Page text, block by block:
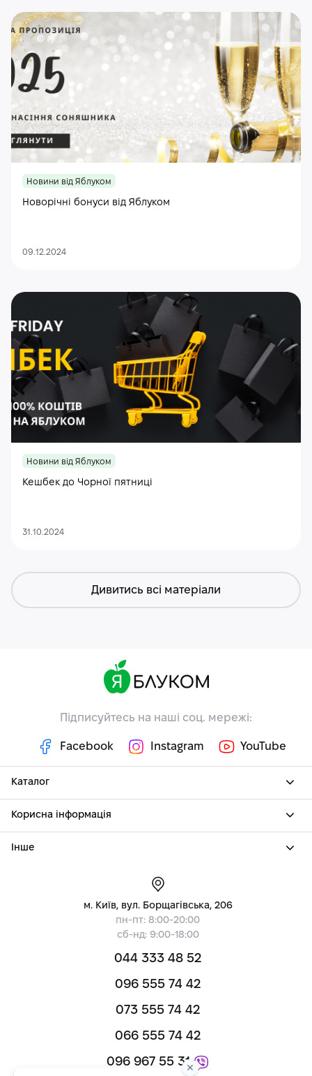
Новини від Яблуком
Новорічні бонуси від Яблуком
09.12.2024
Новини від Яблуком
Кешбек до Чорної пятниці
31.10.2024
Дивитись всі матеріали
Підписуйтесь на наші соц. мережі:
Facebook Instagram YouTube
Каталог
Корисна інформація
Інше
м. Київ, вул. Борщагівська, 206
пн-пт: 8:00-20:00
сб-нд: 9:00-18:00
044 333 48 52
096 555 74 42
073 555 74 42
066 555 74 42
096 967 55 31